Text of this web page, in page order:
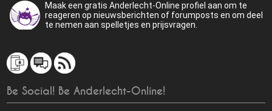
Maak een gratis Anderlecht-Online profiel aan om te
reageren op nieuwsberichten of forumposts en om deel
te nemen aan spelletjes en prijsvragen.
Be Social! Be Anderlecht-Online!